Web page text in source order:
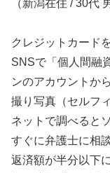
（新潟在住 / 30代
クレジットカード
SNSで「個人間融
ンのアカウントか
撮り写真（セルフ
ネットで調べると
すぐに弁護士に相
返済額が半分以下